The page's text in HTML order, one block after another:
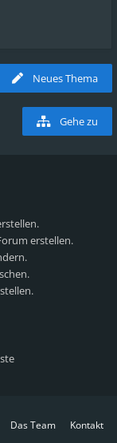
Neues Thema
Gehe zu
erstellen.
Das Team
Kontakt